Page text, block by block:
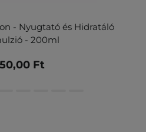
- Nyugtató és Hidratáló
- 200ml
Ft